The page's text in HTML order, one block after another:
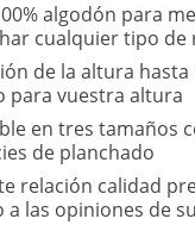
algodón para
cualquier tipo de
de la altura hasta
para vuestra altura
en tres tamaños
de planchado
relación calidad
a las opiniones de